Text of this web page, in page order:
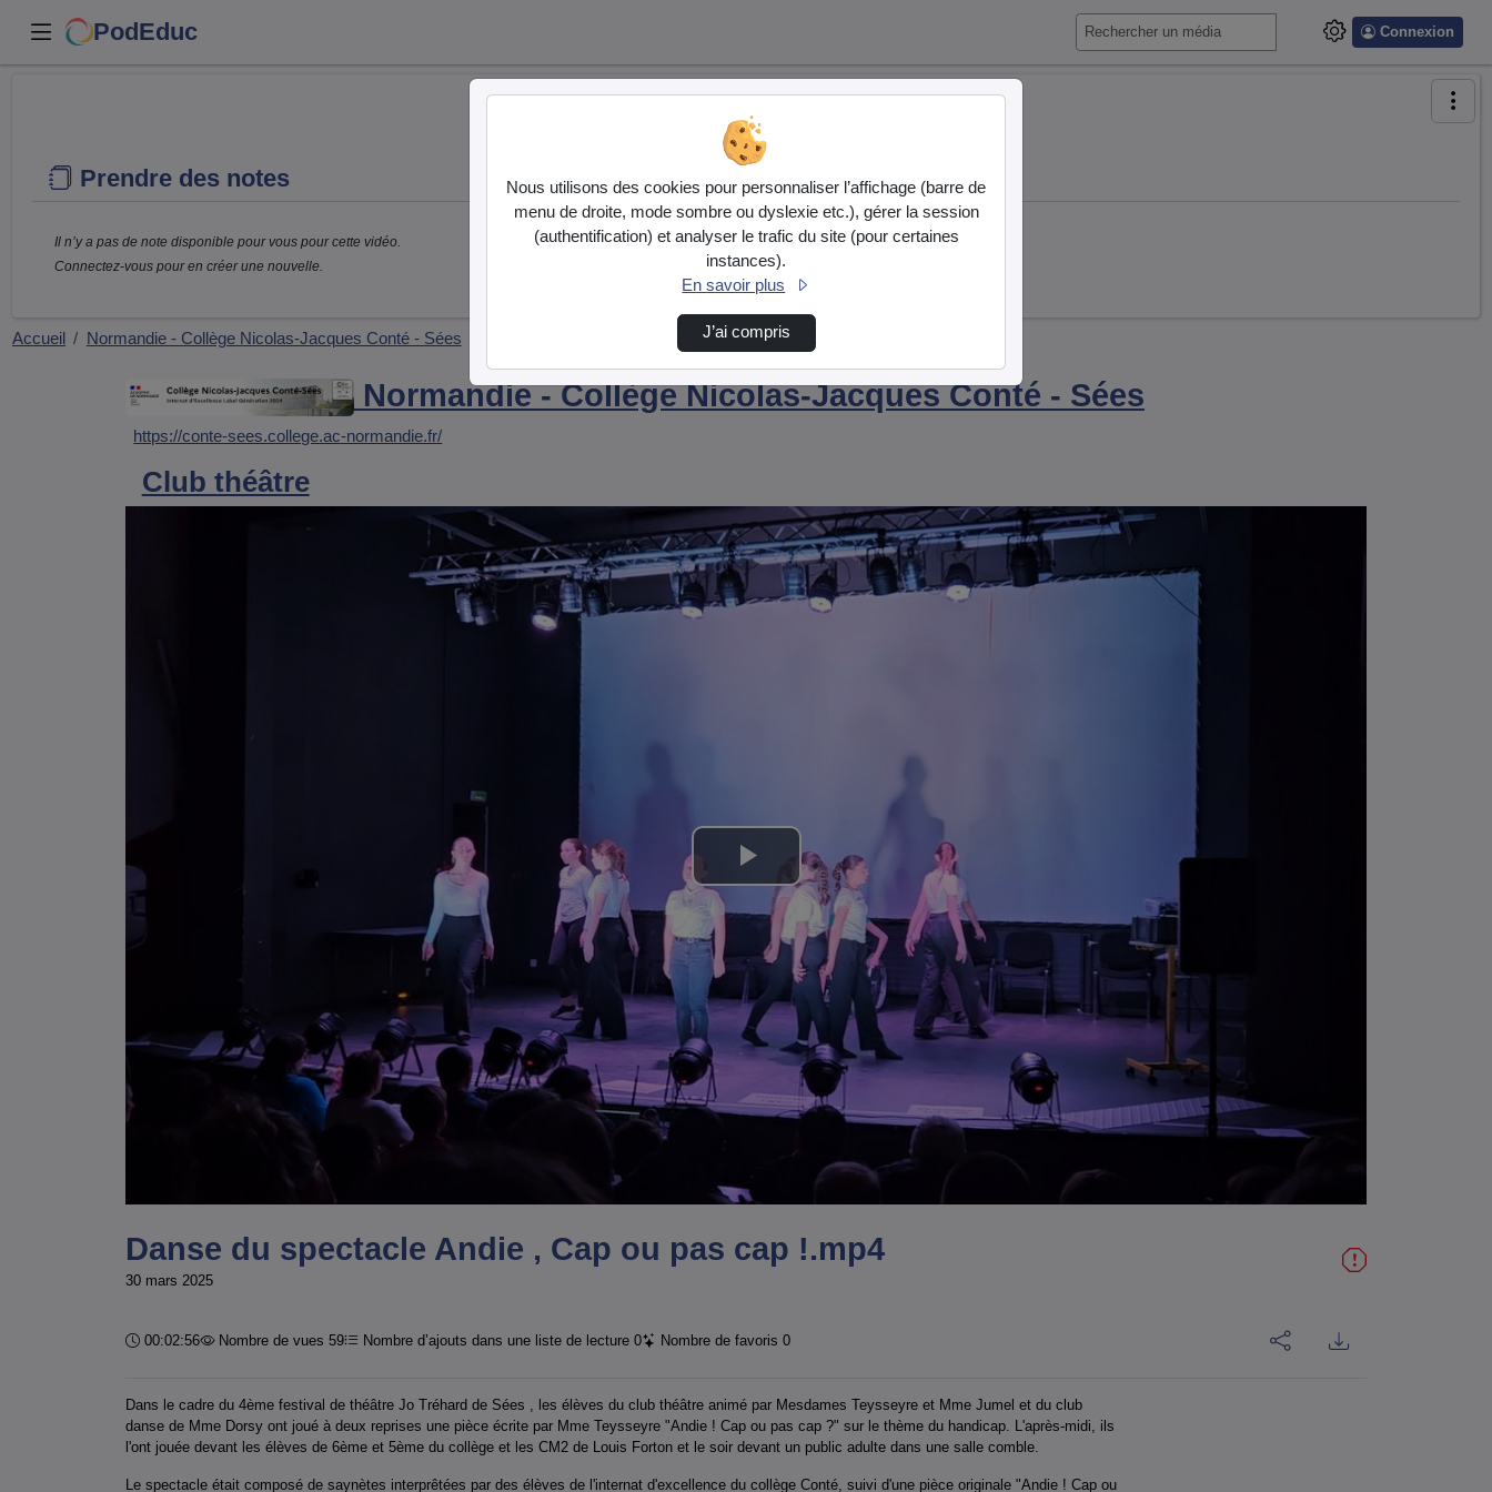
PodEduc Connexion
Prendre des notes
Il n’y a pas de note disponible pour vous pour cette vidéo.
Connectez-vous pour en créer une nouvelle.
Accueil Normandie - Collège Nicolas-Jacques Conté - Sées Danse Du Spectacle Andie , Cap Ou Pas Cap !.…
Normandie - Collège Nicolas-Jacques Conté - Sées
https://conte-sees.college.ac-normandie.fr/
Club théâtre
Lire
la
vidéo
Danse du spectacle Andie , Cap ou pas cap !.mp4
30 mars 2025
Durée :
00:02:56 Nombre de vues 59 Nombre d’ajouts dans une liste de lecture 0 Nombre de favoris 0
Dans le cadre du 4ème festival de théâtre Jo Tréhard de Sées , les élèves du club théâtre animé par Mesdames Teysseyre et Mme Jumel et du club
danse de Mme Dorsy ont joué à deux reprises une pièce écrite par Mme Teysseyre "Andie ! Cap ou pas cap ?" sur le thème du handicap. L'après-midi, ils
l'ont jouée devant les élèves de 6ème et 5ème du collège et les CM2 de Louis Forton et le soir devant un public adulte dans une salle comble.
Le spectacle était composé de saynètes interprêtées par des élèves de l'internat d'excellence du collège Conté, suivi d'une pièce originale "Andie ! Cap ou
Nous utilisons des cookies pour personnaliser l’affichage (barre de
menu de droite, mode sombre ou dyslexie etc.), gérer la session
(authentification) et analyser le trafic du site (pour certaines
instances).
En savoir plus
J’ai compris